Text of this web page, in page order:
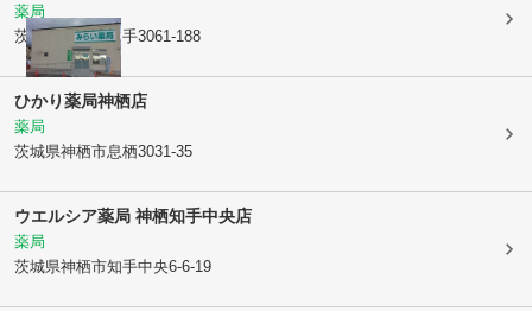
薬局
茨城県神栖市知手3061-188
ひかり薬局神栖店
薬局
茨城県神栖市息栖3031-35
ウエルシア薬局 神栖知手中央店
薬局
茨城県神栖市知手中央6-6-19